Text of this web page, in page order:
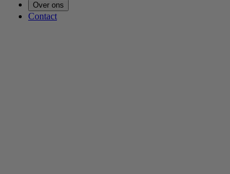
Over ons
Contact